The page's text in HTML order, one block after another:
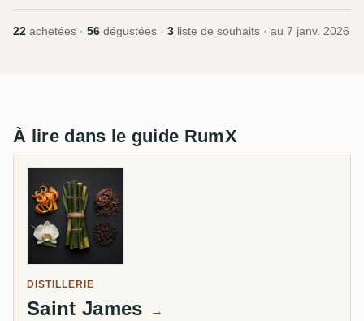
22 achetées · 56 dégustées · 3 liste de souhaits · au 7 janv. 2026
À lire dans le guide RumX
DISTILLERIE
Saint James →